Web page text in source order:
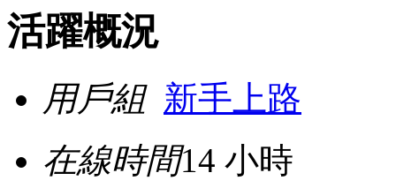
活躍概況
用戶組 新手上路
在線時間14 小時